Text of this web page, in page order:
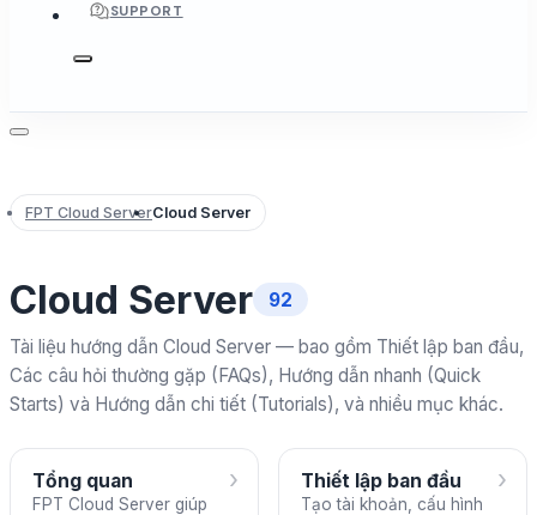
SUPPORT
FPT Cloud ServerCloud Server
Cloud Server 92
Tài liệu hướng dẫn Cloud Server — bao gồm Thiết lập ban đầu,
Các câu hỏi thường gặp (FAQs), Hướng dẫn nhanh (Quick
Starts) và Hướng dẫn chi tiết (Tutorials), và nhiều mục khác.
Tổng quan
FPT Cloud Server giúp
› Thiết lập ban đầu
Tạo tài khoản, cấu hình
›